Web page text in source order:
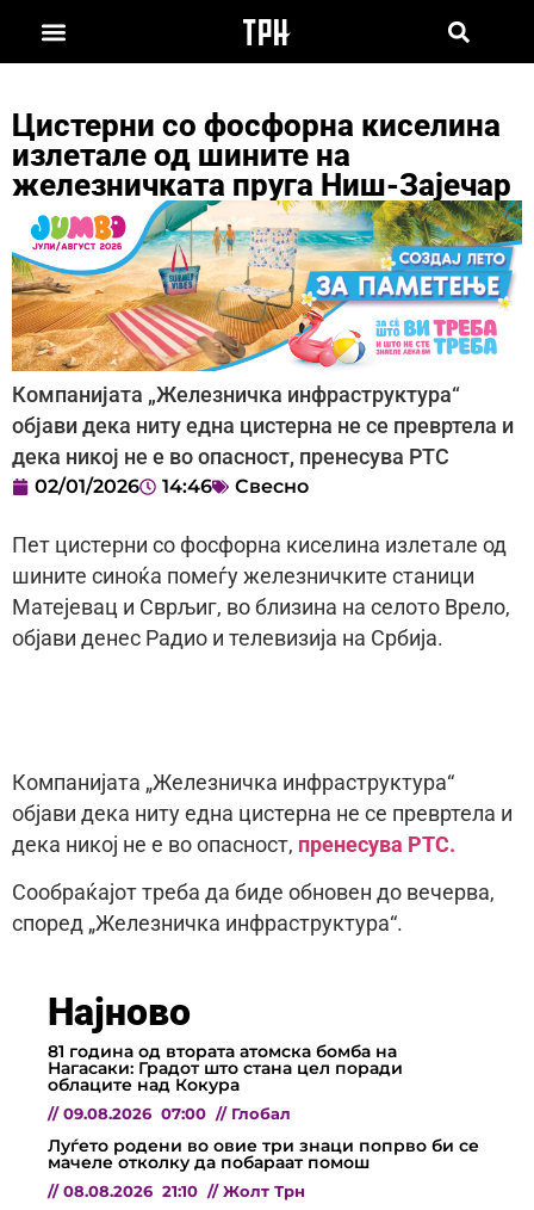
Цистерни со фосфорна киселина
излетале од шините на
железничката пруга Ниш-Зајечар
Компанијата „Железничка инфраструктура“
објави дека ниту една цистерна не се превртела и
дека никој не е во опасност, пренесува РТС
02/01/2026 14:46 Свесно
Пет цистерни со фосфорна киселина излетале од
шините синоќа помеѓу железничките станици
Матејевац и Сврљиг, во близина на селото Врело,
објави денес Радио и телевизија на Србија.
Компанијата „Железничка инфраструктура“
објави дека ниту една цистерна не се превртела и
дека никој не е во опасност, пренесува РТС.
Сообраќајот треба да биде обновен до вечерва,
според „Железничка инфраструктура“.
Најново
81 година од втората атомска бомба на
Нагасаки: Градот што стана цел поради
облаците над Кокура
// 09.08.2026 07:00 // Глобал
Луѓето родени во овие три знаци попрво би се
мачеле отколку да побараат помош
// 08.08.2026 21:10 // Жолт Трн